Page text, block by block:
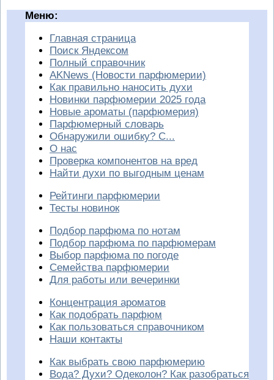
Меню:
Главная страница
Поиск Яндексом
Полный справочник
AKNews (Новости парфюмерии)
Как правильно наносить духи
Новинки парфюмерии 2025 года
Новые ароматы (парфюмерия)
Парфюмерный словарь
Обнаружили ошибку? С...
О нас
Проверка компонентов на вред
Найти духи по выгодным ценам
Рейтинги парфюмерии
Тесты новинок
Подбор парфюма по нотам
Подбор парфюма по парфюмерам
Выбор парфюма по погоде
Семейства парфюмерии
Для работы или вечеринки
Концентрация ароматов
Как подобрать парфюм
Как пользоваться справочником
Наши контакты
Как выбрать свою парфюмерию
Вода? Духи? Одеколон? Как разобраться